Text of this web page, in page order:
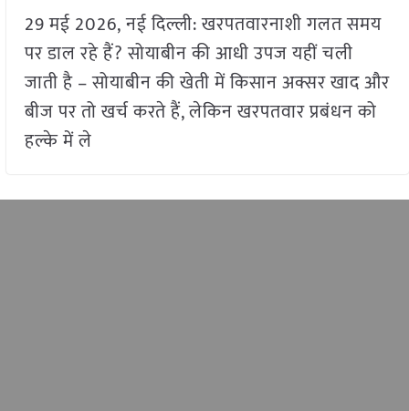
29 मई 2026, नई दिल्ली: खरपतवारनाशी गलत समय
पर डाल रहे हैं? सोयाबीन की आधी उपज यहीं चली
जाती है – सोयाबीन की खेती में किसान अक्सर खाद और
बीज पर तो खर्च करते हैं, लेकिन खरपतवार प्रबंधन को
हल्के में ले